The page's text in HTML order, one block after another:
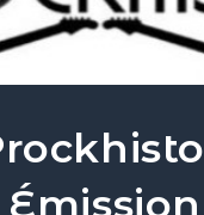
Émission